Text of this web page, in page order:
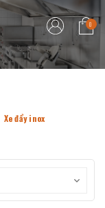
0
Xe đẩy inox